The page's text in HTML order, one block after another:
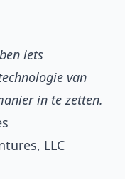
iets
van
in te zetten.
LLC